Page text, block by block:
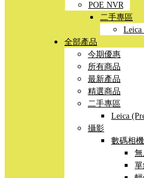
POE NVR
二手專區
Leica
全部產品
今期優惠
所有商品
最新產品
精選商品
二手專區
Leica
攝影
數碼相機